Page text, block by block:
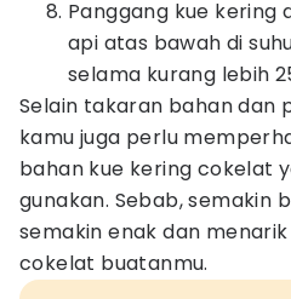
Panggang kue kering
api atas bawah di
selama kurang lebih
Selain takaran bahan dan
kamu juga perlu
bahan kue kering cokelat
gunakan. Sebab, semakin
semakin enak dan
cokelat buatanmu.